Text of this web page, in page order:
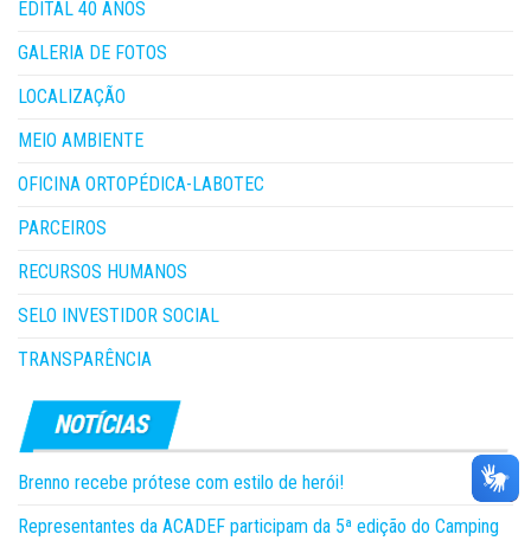
EDITAL 40 ANOS
GALERIA DE FOTOS
LOCALIZAÇÃO
MEIO AMBIENTE
OFICINA ORTOPÉDICA-LABOTEC
PARCEIROS
RECURSOS HUMANOS
SELO INVESTIDOR SOCIAL
TRANSPARÊNCIA
Brenno recebe prótese com estilo de herói!
Representantes da ACADEF participam da 5ª edição do Camping